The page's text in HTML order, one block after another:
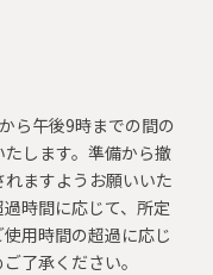
ら午後9時までの間の
します。準備から撤
ますようお願いいた
時間に応じて、所定
用時間の超過に応じ
了承ください。